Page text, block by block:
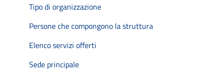
Tipo di organizzazione
Persone che compongono la struttura
Elenco servizi offerti
Sede principale